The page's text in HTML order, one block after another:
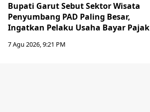
Bupati Garut Sebut Sektor Wisata
Penyumbang PAD Paling Besar,
Ingatkan Pelaku Usaha Bayar Pajak
7 Agu 2026, 9:21 PM